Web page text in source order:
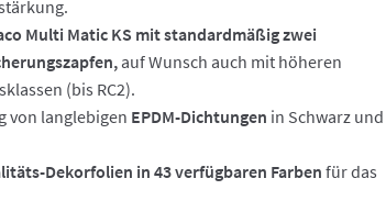
Multi Matic KS mit standardmäßig zwei
auf Wunsch auch mit höheren
(bis RC2).
von langlebigen EPDM-Dichtungen in Schwarz und
Dekorfolien in 43 verfügbaren Farben für das